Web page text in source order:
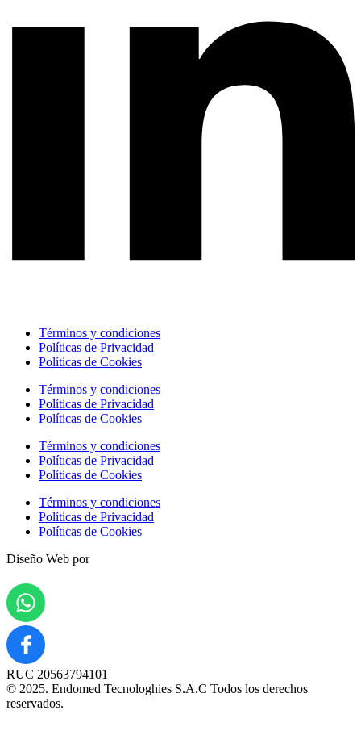
Términos y condiciones
Políticas de Privacidad
Políticas de Cookies
Términos y condiciones
Políticas de Privacidad
Políticas de Cookies
Términos y condiciones
Políticas de Privacidad
Políticas de Cookies
Términos y condiciones
Políticas de Privacidad
Políticas de Cookies
Diseño Web por
RUC 20563794101
© 2025. Endomed Tecnologhies S.A.C Todos los derechos
reservados.